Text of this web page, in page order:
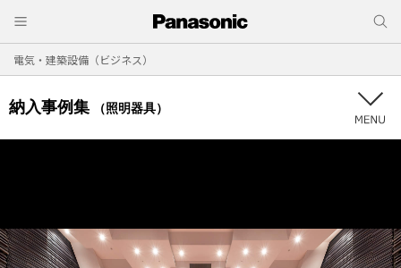
電気・建築設備（ビジネス）
納入事例集 （照明器具）